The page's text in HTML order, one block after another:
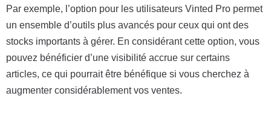
Par exemple, l’option pour les utilisateurs Vinted Pro permet
un ensemble d’outils plus avancés pour ceux qui ont des
stocks importants à gérer. En considérant cette option, vous
pouvez bénéficier d’une visibilité accrue sur certains
articles, ce qui pourrait être bénéfique si vous cherchez à
augmenter considérablement vos ventes.